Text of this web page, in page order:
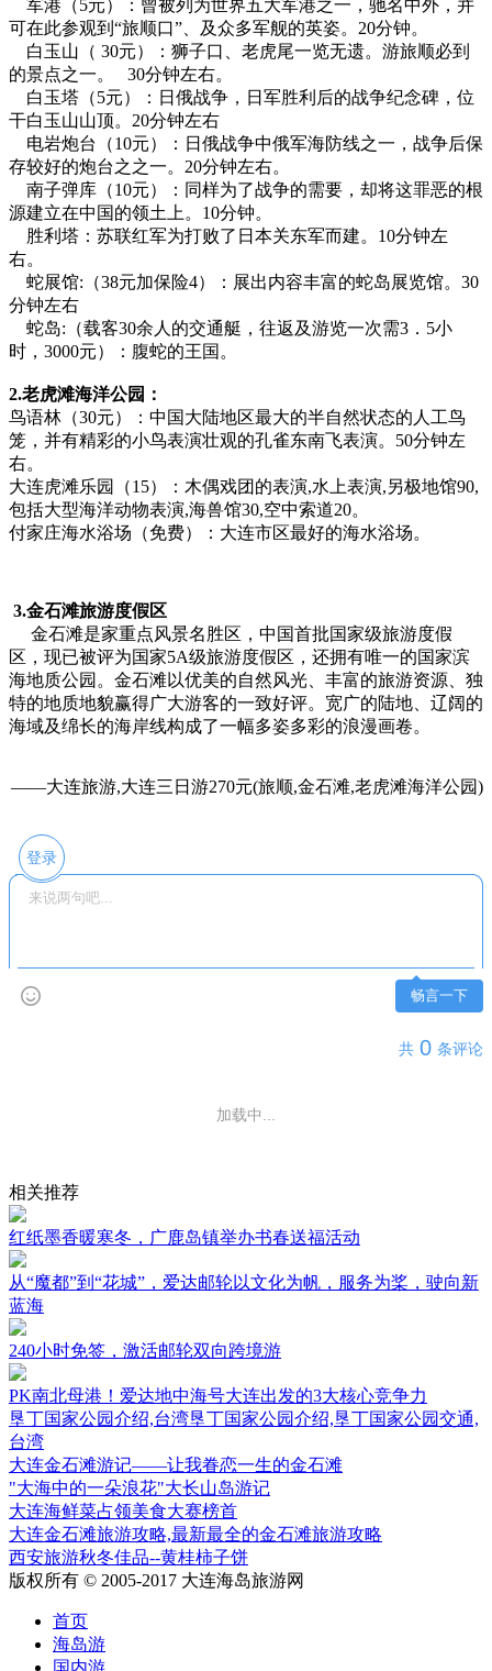
军港（5元）：曾被列为世界五大军港之一，驰名中外，并
可在此参观到“旅顺口”、及众多军舰的英姿。20分钟。
白玉山（ 30元）：狮子口、老虎尾一览无遗。游旅顺必到
的景点之一。 30分钟左右。
白玉塔（5元）：日俄战争，日军胜利后的战争纪念碑，位
干白玉山山顶。20分钟左右
电岩炮台（10元）：日俄战争中俄军海防线之一，战争后保
存较好的炮台之之一。20分钟左右。
南子弹库（10元）：同样为了战争的需要，却将这罪恶的根
源建立在中国的领土上。10分钟。
胜利塔：苏联红军为打败了日本关东军而建。10分钟左
右。
蛇展馆:（38元加保险4）：展出内容丰富的蛇岛展览馆。30
分钟左右
蛇岛:（载客30余人的交通艇，往返及游览一次需3．5小
时，3000元）：腹蛇的王国。
2.老虎滩海洋公园：
鸟语林（30元）：中国大陆地区最大的半自然状态的人工鸟
笼，并有精彩的小鸟表演壮观的孔雀东南飞表演。50分钟左
右。
大连虎滩乐园（15）：木偶戏团的表演,水上表演,另极地馆90,
包括大型海洋动物表演,海兽馆30,空中索道20。
付家庄海水浴场（免费）：大连市区最好的海水浴场。
3.金石滩旅游度假区
金石滩是家重点风景名胜区，中国首批国家级旅游度假
区，现已被评为国家5A级旅游度假区，还拥有唯一的国家滨
海地质公园。金石滩以优美的自然风光、丰富的旅游资源、独
特的地质地貌赢得广大游客的一致好评。宽广的陆地、辽阔的
海域及绵长的海岸线构成了一幅多姿多彩的浪漫画卷。
——大连旅游,大连三日游270元(旅顺,金石滩,老虎滩海洋公园)
登录
畅言一下
共 0 条评论
加载中...
相关推荐
红纸墨香暖寒冬，广鹿岛镇举办书春送福活动
从“魔都”到“花城”，爱达邮轮以文化为帆，服务为桨，驶向新
蓝海
240小时免签，激活邮轮双向跨境游
PK南北母港！爱达地中海号大连出发的3大核心竞争力
垦丁国家公园介绍,台湾垦丁国家公园介绍,垦丁国家公园交通,
台湾
大连金石滩游记——让我眷恋一生的金石滩
"大海中的一朵浪花"大长山岛游记
大连海鲜菜占领美食大赛榜首
大连金石滩旅游攻略,最新最全的金石滩旅游攻略
西安旅游秋冬佳品--黄桂柿子饼
版权所有 © 2005-2017 大连海岛旅游网
首页
海岛游
国内游